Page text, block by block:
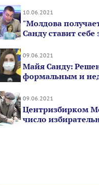
10.06.2021
"Молдова
Санду ставит себе
09.06.2021
Майя Санду:
формальным и
09.06.2021
Центризбирком
число